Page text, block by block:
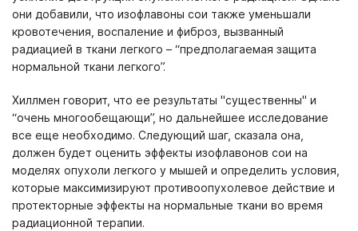
они добавили, что изофлавоны сои также уменьшали
кровотечения, воспаление и фиброз, вызванный
радиацией в ткани легкого – “предполагаемая защита
нормальной ткани легкого”.
Хиллмен говорит, что ее результаты "существенны" и
“очень многообещающи”, но дальнейшее исследование
все еще необходимо. Следующий шаг, сказала она,
должен будет оценить эффекты изофлавонов сои на
моделях опухоли легкого у мышей и определить условия,
которые максимизируют противоопухолевое действие и
протекторные эффекты на нормальные ткани во время
радиационной терапии.